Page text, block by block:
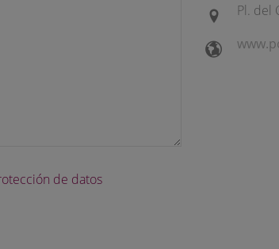
Pl. del
de datos